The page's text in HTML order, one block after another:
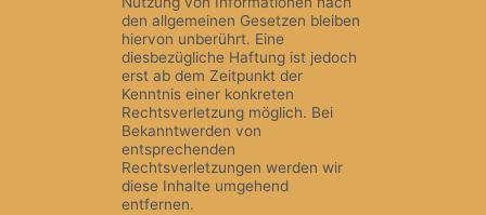
den allgemeinen Gesetzen bleiben
hiervon unberührt. Eine
diesbezügliche Haftung ist jedoch
erst ab dem Zeitpunkt der
Kenntnis einer konkreten
Rechtsverletzung möglich. Bei
Bekanntwerden von
entsprechenden
Rechtsverletzungen werden wir
diese Inhalte umgehend
entfernen.